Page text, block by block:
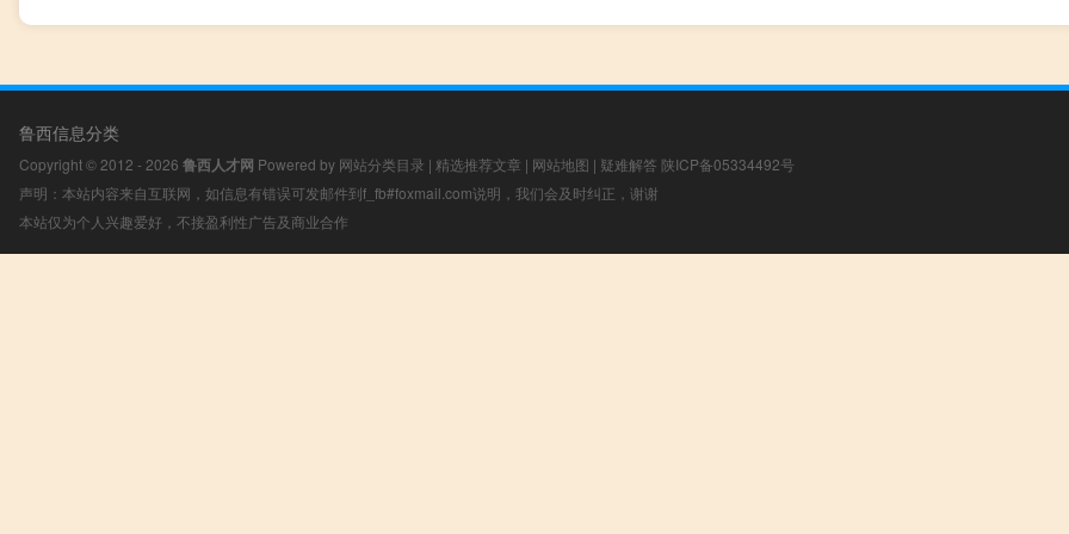
鲁西信息分类
Copyright © 2012 - 2026 鲁西人才网 Powered by 网站分类目录 | 精选推荐文章 | 网站地图 | 疑难解答 陕ICP备05334492号
声明：本站内容来自互联网，如信息有错误可发邮件到f_fb#foxmail.com说明，我们会及时纠正，谢谢
本站仅为个人兴趣爱好，不接盈利性广告及商业合作